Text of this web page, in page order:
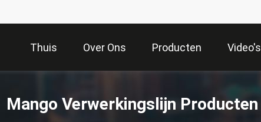
Thuis Over Ons Producten Video's
Mango Verwerkingslijn Producten